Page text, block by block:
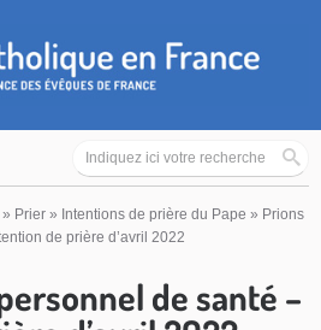
» Prier » Intentions de prière du Pape » Prions
de prière d’avril 2022
de santé –